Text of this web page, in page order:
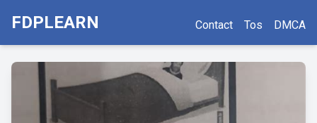
FDPLEARN Contact Tos DMCA